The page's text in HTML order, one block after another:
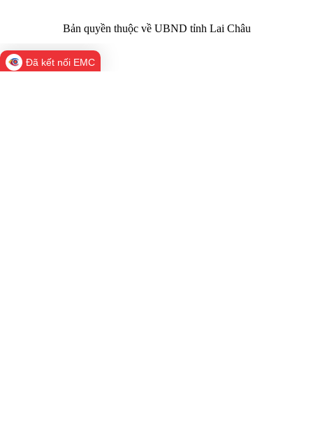
Bản quyền thuộc về UBND tỉnh Lai Châu
Đã kết nối EMC